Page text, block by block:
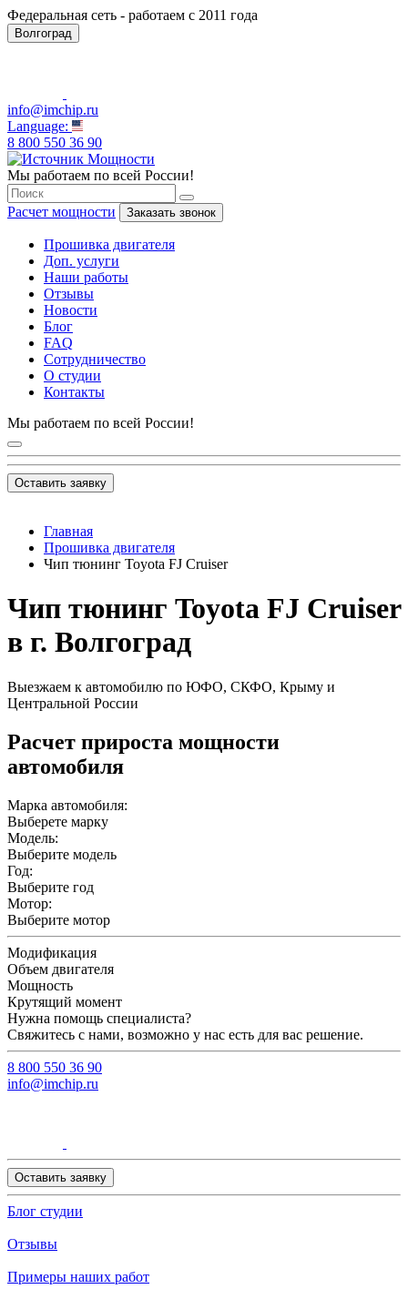
Федеральная сеть - работаем с 2011 года
Волгоград
info@imchip.ru
Language:
8 800 550 36 90
Мы работаем по всей России!
Расчет мощности Заказать звонок
Прошивка двигателя
Доп. услуги
Наши работы
Отзывы
Новости
Блог
FAQ
Сотрудничество
О студии
Контакты
Мы работаем по всей России!
Оставить заявку
Главная
Прошивка двигателя
Чип тюнинг Toyota FJ Cruiser
Чип тюнинг Toyota FJ Cruiser
в г. Волгоград
Выезжаем к автомобилю по ЮФО, СКФО, Крыму и
Центральной России
Расчет прироста мощности
автомобиля
Марка автомобиля:
Выберете марку
Модель:
Выберите модель
Год:
Выберите год
Мотор:
Выберите мотор
Модификация
Объем двигателя
Мощность
Крутящий момент
Нужна помощь специалиста?
Свяжитесь с нами, возможно у нас есть для вас решение.
8 800 550 36 90
info@imchip.ru
Оставить заявку
Блог студии
Отзывы
Примеры наших работ